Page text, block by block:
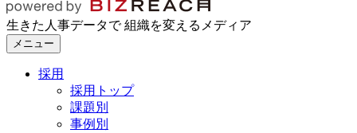
生きた人事データで 組織を変えるメディア
メニュー
採用
採用トップ
課題別
事例別